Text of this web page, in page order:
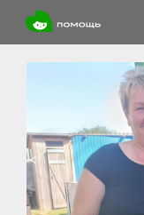
Фотографии